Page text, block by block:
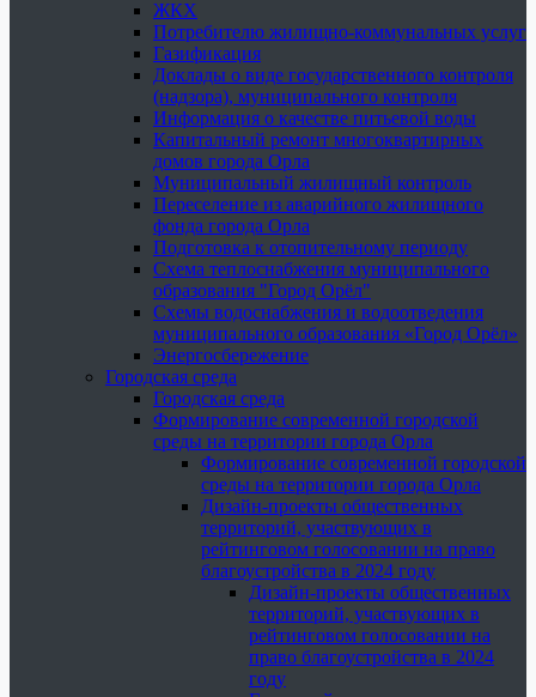
ЖКХ
Потребителю жилищно-коммунальных услуг
Газификация
Доклады о виде государственного контроля
(надзора), муниципального контроля
Информация о качестве питьевой воды
Капитальный ремонт многоквартирных
домов города Орла
Муниципальный жилищный контроль
Переселение из аварийного жилищного
фонда города Орла
Подготовка к отопительному периоду
Схема теплоснабжения муниципального
образования "Город Орёл"
Схемы водоснабжения и водоотведения
муниципального образования «Город Орёл»
Энергосбережение
Городская среда
Городская среда
Формирование современной городской
среды на территории города Орла
Формирование современной городской
среды на территории города Орла
Дизайн-проекты общественных
территорий, участвующих в
рейтинговом голосовании на право
благоустройства в 2024 году
Дизайн-проекты общественных
территорий, участвующих в
рейтинговом голосовании на
право благоустройства в 2024
году